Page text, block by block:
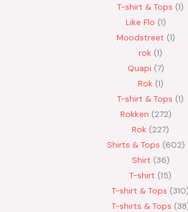
T-shirt & Tops 1
Like Flo 1
Moodstreet 1
rok 1
Quapi 7
Rok 1
T-shirt & Tops 1
Rokken 272
Rok 227
Shirts & Tops 602
Shirt 36
T-shirt 15
T-shirt & Tops 310
T-shirts & Tops 38